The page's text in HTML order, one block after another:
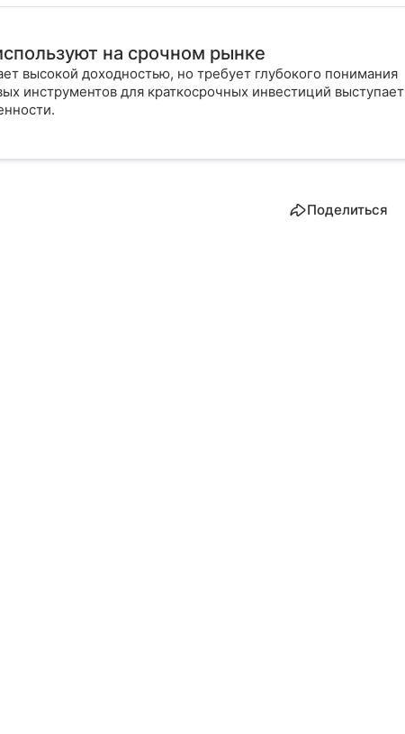
на срочном рынке
высокой доходностью, но требует глубокого понимания
инструментов для краткосрочных инвестиций выступает
Поделиться